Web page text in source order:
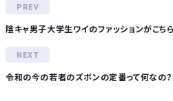
陰キャ男子大学生ワイのファッションがこち
令和の今の若者のズボンの定番って何なの